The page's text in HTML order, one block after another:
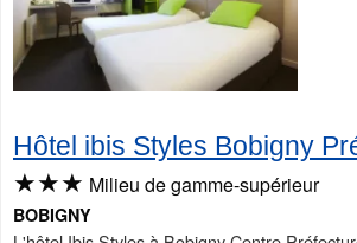
Hôtel ibis Styles Bobigny
★★★ Milieu de gamme-supérieur
BOBIGNY